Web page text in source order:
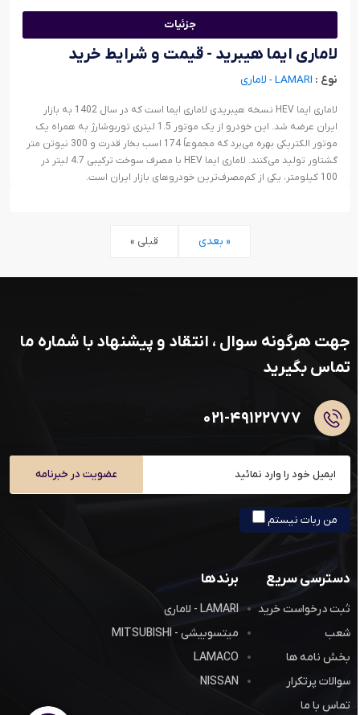
جزئیات
لاماری ایما هیبرید - قیمت و شرایط خرید
نوع : LAMARI - لاماری
لاماری ایما HEV نسخه هیبریدی لاماری ایما است که در سال 1402 به بازار
ایران عرضه شد. این خودرو از یک موتور 1.5 لیتری توربوشارژ به همراه یک
موتور الکتریکی بهره می‌برد که مجموعاً 174 اسب بخار قدرت و 300 نیوتن متر
گشتاور تولید می‌کنند. لاماری ایما HEV با مصرف سوخت ترکیبی 4.7 لیتر در
100 کیلومتر، یکی از کم‌مصرف‌ترین خودروهای بازار ایران است.
« قبلی بعدی »
جهت هرگونه سوال ، انتقاد و پیشنهاد با شماره ما
تماس بگیرید
۰۲۱-۴۹۱۲۲۷۷۷
عضویت در خبرنامه
من ربات نیستم
دسترسی سریع
ثبت درخواست خرید
شعب
بخش نامه ها
سوالات پرتکرار
تماس با ما
برندها
LAMARI - لاماری
میتسوبیشی - MITSUBISHI
LAMACO
NISSAN